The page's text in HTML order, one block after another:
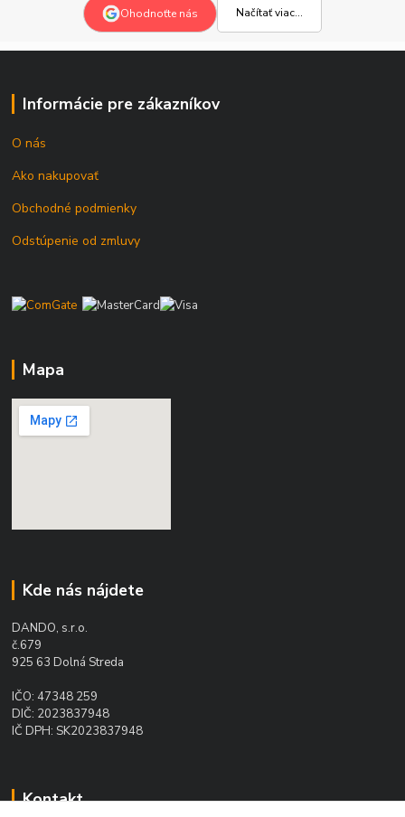
Ohodnoťte nás Načítať viac...
Informácie pre zákazníkov
O nás
Ako nakupovať
Obchodné podmienky
Odstúpenie od zmluvy
Mapa
Kde nás nájdete
DANDO, s.r.o.
č.679
925 63 Dolná Streda
IČO: 47348 259
DIČ: 2023837948
IČ DPH: SK2023837948
Kontakt